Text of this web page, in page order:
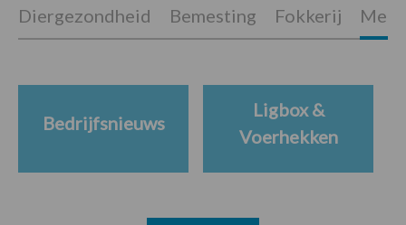
Diergezondheid Bemesting Fokkerij
Bedrijfsnieuws
Ligbox &
Voerhekken